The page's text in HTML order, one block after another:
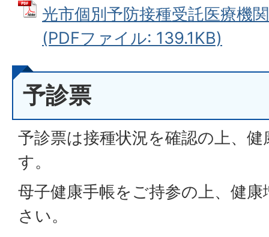
光市個別予防接種受託医療機
(PDFファイル: 139.1KB)
予診票
予診票は接種状況を確認の上、
す。
母子健康手帳をご持参の上、健
さい。